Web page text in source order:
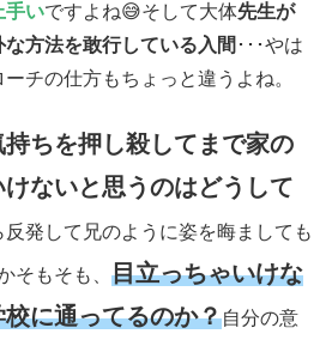
手いですよね😅そして大体先生が
方法を敢行している入間 ･･･やは
チの仕方もちょっと違うよね。
持ちを押し殺してまで家の
ないと思うのはどうして
反発して兄のように姿を晦ましても
そもそも、 目立っちゃいけな
に通ってるのか？自分の意